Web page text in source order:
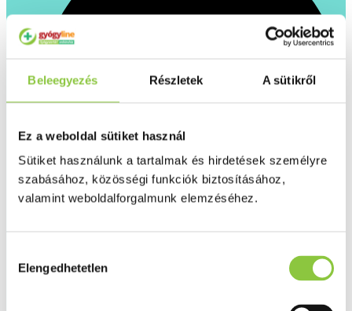
Beleegyezés Részletek A sütikről
Ez a weboldal sütiket használ
Sütiket használunk a tartalmak és hirdetések személyre
szabásához, közösségi funkciók biztosításához,
valamint weboldalforgalmunk elemzéséhez.
kiválasztása
Elengedhetetlen
Nincs ismert gyógyszer-kölcsönhatása más
szerekkel, így széleskörűen
használható, krónikus gyógyszerszedőknek is.